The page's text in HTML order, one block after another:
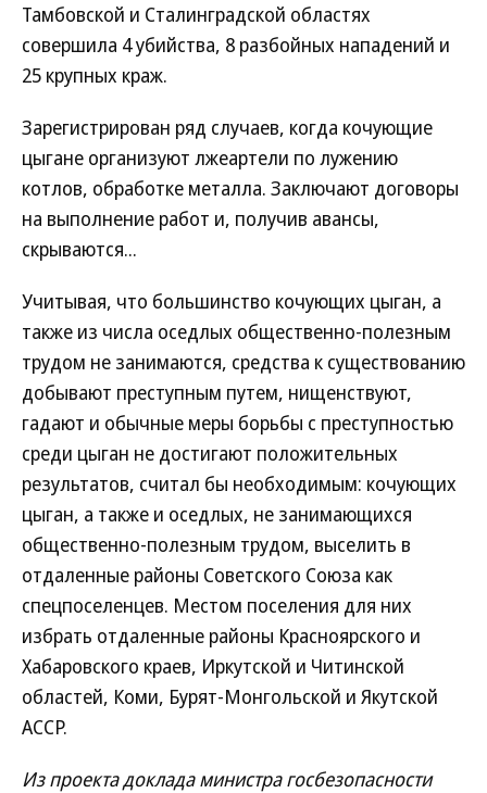
Тамбовской и Сталинградской областях
совершила 4 убийства, 8 разбойных нападений и
25 крупных краж.
Зарегистрирован ряд случаев, когда кочующие
цыгане организуют лжеартели по лужению
котлов, обработке металла. Заключают договоры
на выполнение работ и, получив авансы,
скрываются...
Учитывая, что большинство кочующих цыган, а
также из числа оседлых общественно-полезным
трудом не занимаются, средства к существованию
добывают преступным путем, нищенствуют,
гадают и обычные меры борьбы с преступностью
среди цыган не достигают положительных
результатов, считал бы необходимым: кочующих
цыган, а также и оседлых, не занимающихся
общественно-полезным трудом, выселить в
отдаленные районы Советского Союза как
спецпоселенцев. Местом поселения для них
избрать отдаленные районы Красноярского и
Хабаровского краев, Иркутской и Читинской
областей, Коми, Бурят-Монгольской и Якутской
АССР.
Из проекта доклада министра госбезопасности